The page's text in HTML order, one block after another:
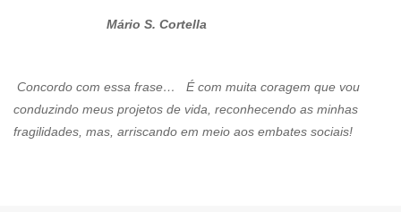
Mário S. Cortella
Concordo com essa frase… É com muita coragem que vou
conduzindo meus projetos de vida, reconhecendo as minhas
fragilidades, mas, arriscando em meio aos embates sociais!